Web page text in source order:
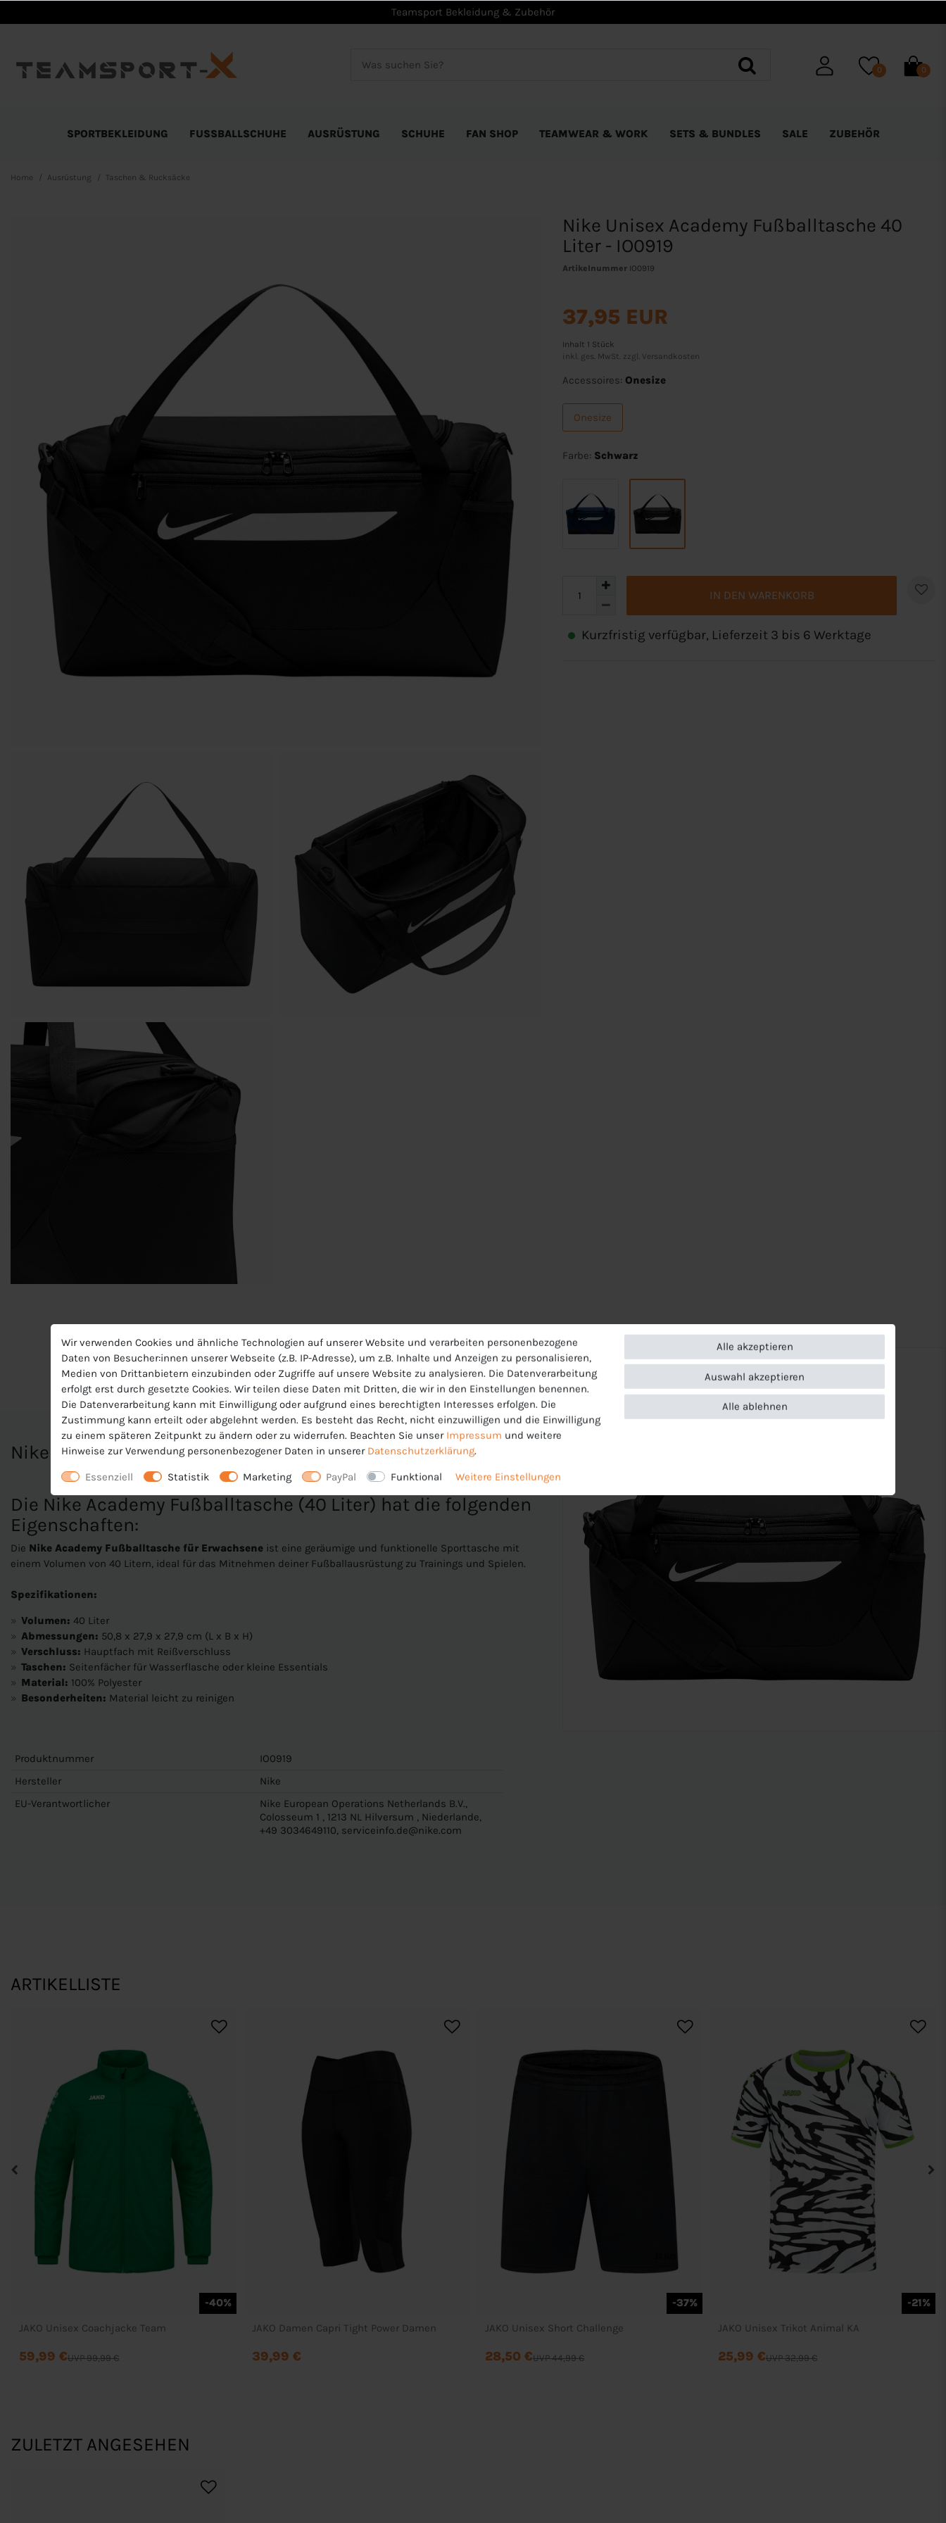
Teamsport Bekleidung & Zubehör
0 0
SPORTBEKLEIDUNG FUSSBALLSCHUHE AUSRÜSTUNG SCHUHE FAN SHOP TEAMWEAR & WORK SETS & BUNDLES SALE ZUBEHÖR
Home Ausrüstung Taschen & Rucksäcke
Nike Unisex Academy Fußballtasche 40
Liter - IO0919
Artikelnummer IO0919
37,95 EUR
Inhalt 1 Stück
inkl. ges. MwSt. zzgl. Versandkosten
Accessoires: Onesize
Onesize
Farbe: Schwarz
IN DEN WARENKORB
Kurzfristig verfügbar, Lieferzeit 3 bis 6 Werktage
Nike Sporttasche
Die Nike Academy Fußballtasche (40 Liter) hat die folgenden
Eigenschaften:
Die Nike Academy Fußballtasche für Erwachsene ist eine geräumige und funktionelle Sporttasche mit
einem Volumen von 40 Litern, ideal für das Mitnehmen deiner Fußballausrüstung zu Trainings und Spielen.
Spezifikationen:
Volumen: 40 Liter
Abmessungen: 50,8 x 27,9 x 27,9 cm (L x B x H)
Verschluss: Hauptfach mit Reißverschluss
Taschen: Seitenfächer für Wasserflasche oder kleine Essentials
Material: 100% Polyester
Besonderheiten: Material leicht zu reinigen
Produktnummer
IO0919
Hersteller
Nike
EU-Verantwortlicher
Nike European Operations Netherlands B.V.,
Colosseum 1 , 1213 NL Hilversum , Niederlande,
+49 3034649110, serviceinfo.de@nike.com
ARTIKELLISTE
-40%
JAKO Unisex Coachjacke Team
UVP 99,99 €
59,99 €
JAKO Damen Capri Tight Power Damen
39,99 €
-37%
JAKO Unisex Short Challenge
UVP 44,99 €
28,50 €
-21%
JAKO Unisex Trikot Animal KA
UVP 32,99 €
25,99 €
ZULETZT ANGESEHEN
Wir verwenden Cookies und ähnliche Technologien auf unserer Website und verarbeiten personenbezogene
Daten von Besucher:innen unserer Webseite (z.B. IP-Adresse), um z.B. Inhalte und Anzeigen zu personalisieren,
Medien von Drittanbietern einzubinden oder Zugriffe auf unsere Website zu analysieren. Die Datenverarbeitung
erfolgt erst durch gesetzte Cookies. Wir teilen diese Daten mit Dritten, die wir in den Einstellungen benennen.
Die Datenverarbeitung kann mit Einwilligung oder aufgrund eines berechtigten Interesses erfolgen. Die
Zustimmung kann erteilt oder abgelehnt werden. Es besteht das Recht, nicht einzuwilligen und die Einwilligung
zu einem späteren Zeitpunkt zu ändern oder zu widerrufen. Beachten Sie unser Impressum und weitere
Hinweise zur Verwendung personenbezogener Daten in unserer Daten­schutz­erklärung.
Essenziell Statistik Marketing PayPal Funktional Weitere Einstellungen
Alle akzeptieren
Alle ablehnen
Auswahl akzeptieren